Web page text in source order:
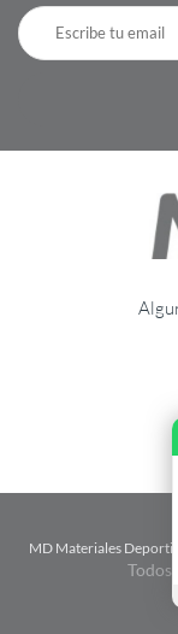
MD Materiales
Todos